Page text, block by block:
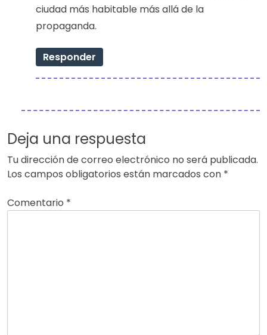
ciudad más habitable más allá de la
propaganda.
Responder
Deja una respuesta
Tu dirección de correo electrónico no será publicada.
Los campos obligatorios están marcados con *
Comentario *